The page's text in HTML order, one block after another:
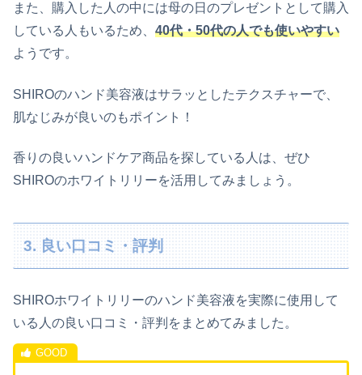
また、購入した人の中には母の日のプレゼントとして購入
している人もいるため、 40代・50代の人でも使いやすい
ようです。
SHIROのハンド美容液はサラッとしたテクスチャーで、
肌なじみが良いのもポイント！
香りの良いハンドケア商品を探している人は、ぜひ
SHIROのホワイトリリーを活用してみましょう。
3. 良い口コミ・評判
SHIROホワイトリリーのハンド美容液を実際に使用して
いる人の良い口コミ・評判をまとめてみました。